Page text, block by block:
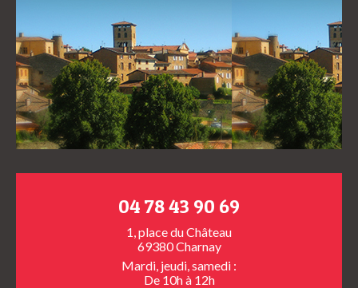
04 78 43 90 69
1, place du Château
69380 Charnay
Mardi, jeudi, samedi :
De 10h à 12h